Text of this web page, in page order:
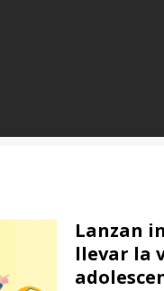
Lanzan
llevar la